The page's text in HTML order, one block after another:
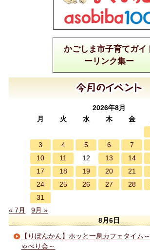
かごしま市子育てガイ
ーリンク集ー
2026年8月
月
火 水 木 金
3
4 5 6 7
10
11 12 13 14
17
18 19 20 21
24
25 26 27 28
31
« 7月
9月 »
8月6日
【りぼんかん】ホッと一息カフェタイム
ゃべり会～